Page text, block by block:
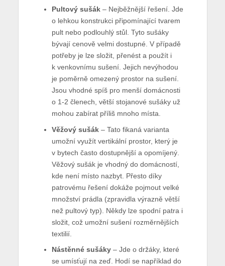
Pultový sušák– Nejběžnější řešení. Jde
o lehkou konstrukci připomínající tvarem
pult nebo podlouhlý stůl. Tyto sušáky
bývají cenově velmi dostupné. V případě
potřeby je lze složit, přenést a použít i
k venkovnímu sušení. Jejich nevýhodou
je poměrně omezený prostor na sušení.
Jsou vhodné spíš pro menší domácnosti
o 1-2 členech, větší stojanové sušáky už
mohou zabírat příliš mnoho místa.
Věžový sušák– Tato fikaná varianta
umožní využít vertikální prostor, který je
v bytech často dostupnější a opomíjený.
Věžový sušák je vhodný do domácností,
kde není místo nazbyt. Přesto díky
patrovému řešení dokáže pojmout velké
množství prádla (zpravidla výrazně větší
než pultový typ). Někdy lze spodní patra i
složit, což umožní sušení rozměrnějších
textilií.
Nástěnné sušáky– Jde o držáky, které
se umísťují na zeď. Hodí se například do